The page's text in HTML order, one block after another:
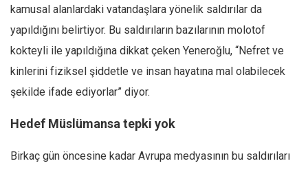
kamusal alanlardaki vatandaşlara yönelik saldırılar da
yapıldığını belirtiyor. Bu saldırıların bazılarının molotof
kokteyli ile yapıldığına dikkat çeken Yeneroğlu, “Nefret ve
kinlerini fiziksel şiddetle ve insan hayatına mal olabilecek
şekilde ifade ediyorlar” diyor.
Hedef Müslümansa tepki yok
Birkaç gün öncesine kadar Avrupa medyasının bu saldırıları